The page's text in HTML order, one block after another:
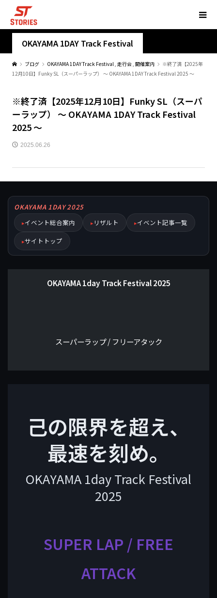
OKAYAMA 1DAY Track Festival
ブログ OKAYAMA 1DAY Track Festival, 走行会, 開催案内
※終了済【2025年
12月10日】Funky SL（スーパーラップ） ～ OKAYAMA 1DAY Track Festival 2025 ～
※終了済【2025年12月10日】Funky SL（スーパ
ーラップ） ～ OKAYAMA 1DAY Track Festival
2025 ～
2025.06.26
OKAYAMA 1DAY 2025
イベント総合案内
リザルト
イベント記事一覧
サイトトップ
OKAYAMA 1day Track Festival 2025
スーパーラップ / フリーアタック
己の限界を超え、
最速を刻め。
OKAYAMA 1day Track Festival
2025
SUPER LAP / FREE
ATTACK